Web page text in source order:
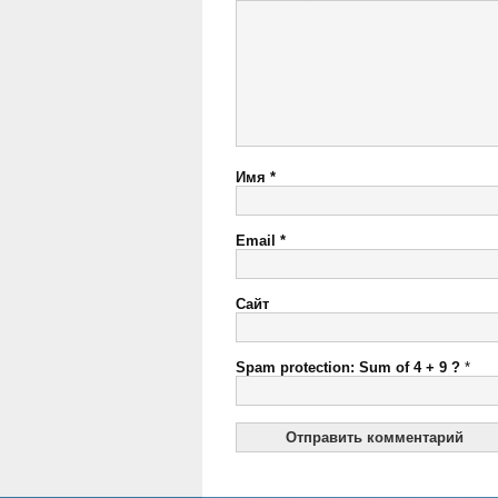
Имя *
Email *
Сайт
Spam protection: Sum of 4 + 9 ? *